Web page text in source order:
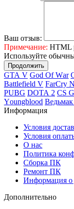
Ваш отзыв:
Примечание: HTML
Используйте
Продолжить
GТА V Gоd Оf Wаr
Ваttlеfiеld V FаrСry
РUВG DОТА 2 СS
Yоungblооd
Информация
Условия
Условия
О нас
Политика
Сборка ПК
Ремонт ПК
Информация о
Дополнительно